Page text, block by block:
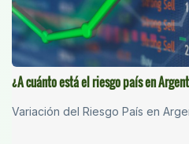
¿A cuánto está el riesgo país en
Variación del Riesgo País en